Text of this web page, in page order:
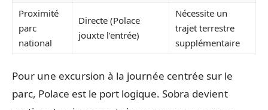
Proximité
parc
national
Directe (Polace
jouxte l’entrée)
Nécessite un
trajet terrestre
supplémentaire
Pour une excursion à la journée centrée sur le
parc, Polace est le port logique. Sobra devient